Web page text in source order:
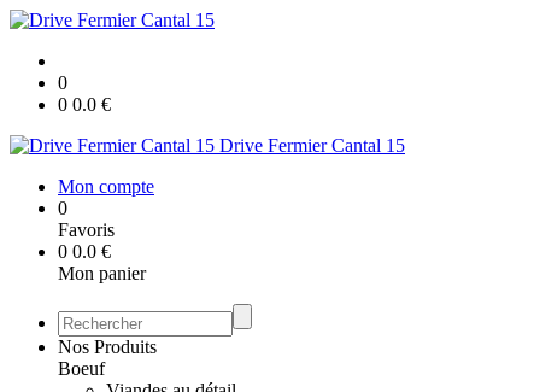
0
0 0.0 €
Drive Fermier Cantal 15
Mon compte
0
Favoris
0 0.0 €
Mon panier
Nos Produits
Boeuf